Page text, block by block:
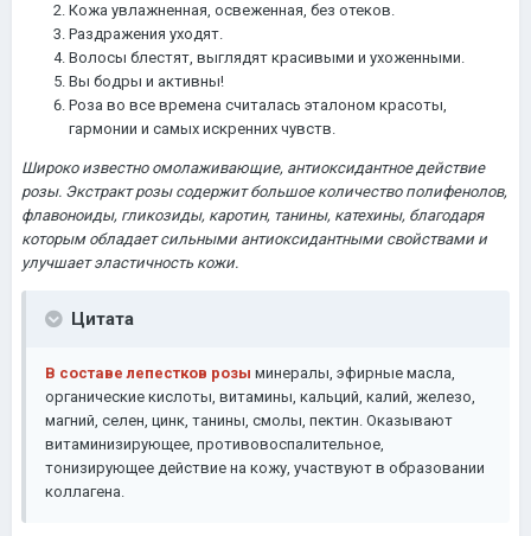
Кожа увлажненная, освеженная, без отеков.
Раздражения уходят.
Волосы блестят, выглядят красивыми и ухоженными.
Вы бодры и активны!
Роза во все времена считалась эталоном красоты,
гармонии и самых искренних чувств.
Широко известно омолаживающие, антиоксидантное действие
розы. Экстракт розы содержит большое количество полифенолов,
флавоноиды, гликозиды, каротин, танины, катехины, благодаря
которым обладает сильными антиоксидантными свойствами и
улучшает эластичность кожи.
Цитата
В составе лепестков розы минералы, эфирные масла,
органические кислоты, витамины, кальций, калий, железо,
магний, селен, цинк, танины, смолы, пектин. Оказывают
витаминизирующее, противовоспалительное,
тонизирующее действие на кожу, участвуют в образовании
коллагена.